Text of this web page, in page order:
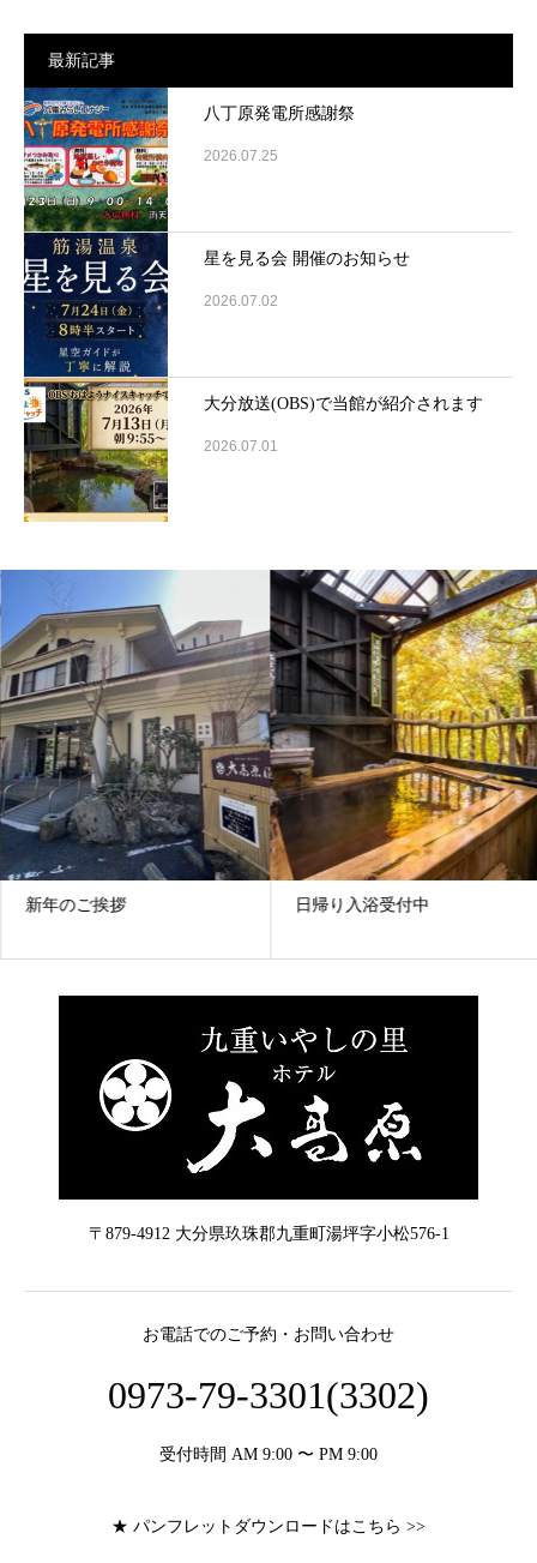
最新記事
八丁原発電所感謝祭
2026.07.25
星を見る会 開催のお知らせ
2026.07.02
大分放送(OBS)で当館が紹介されます
2026.07.01
新年のご挨拶 日帰り入浴受付中
〒879-4912 大分県玖珠郡九重町湯坪字小松576-1
お電話でのご予約・お問い合わせ
0973-79-3301(3302)
受付時間 AM 9:00 〜 PM 9:00
★ パンフレットダウンロードはこちら >>